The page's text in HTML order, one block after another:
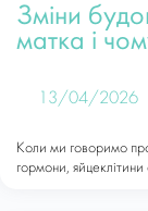
Зміни
матка і
13/04/2026
Коли ми говоримо
гормони, яйцеклітини